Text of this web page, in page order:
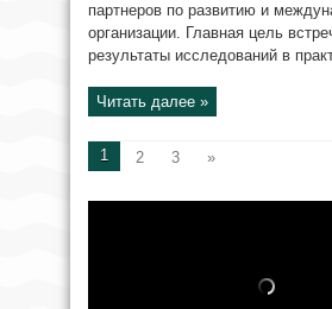
партнеров по развитию и
организации. Главная цель
результаты исследований в
Читать далее »
1 2 3 »